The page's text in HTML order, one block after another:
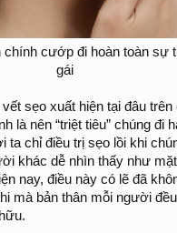
chính cướp đi hoàn toàn sự
gái​
sẹo xuất hiện tại đâu
là nên “triệt tiêu” chúng đi
ta chỉ điều trị sẹo lồi khi
khác dễ nhìn thấy như
nay, điều này có lẽ đã
mà bản thân mỗi người